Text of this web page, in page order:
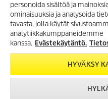
Evästekäytäntö
Takuuehdot
Tietosuojaseloste
Yleiset käyttöehdot
personoida sisältöä ja
ominaisuuksia ja analysoida
tavasta, jolla käytät
analytiikkakumppaneidemme
kanssa. Evästekäytäntö.
HYVÄKSY